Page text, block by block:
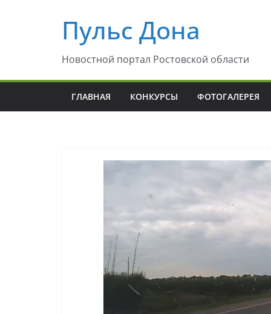
содержимомуПульс Дона
Новостной портал Ростовской области
ГЛАВНАЯ КОНКУРСЫ ФОТОГАЛЕРЕЯ